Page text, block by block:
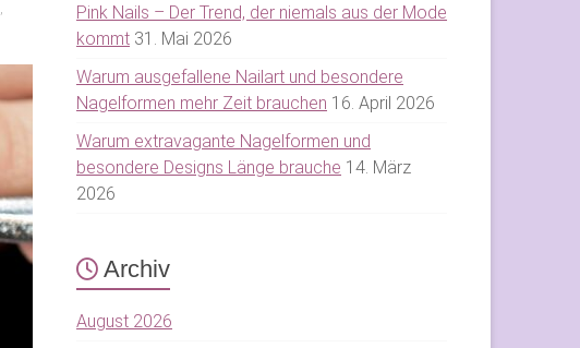
,
Pink Nails – Der Trend, der niemals aus der Mode
kommt 31. Mai 2026
Warum ausgefallene Nailart und besondere
Nagelformen mehr Zeit brauchen 16. April 2026
Warum extravagante Nagelformen und
besondere Designs Länge brauche 14. März
2026
Archiv
August 2026